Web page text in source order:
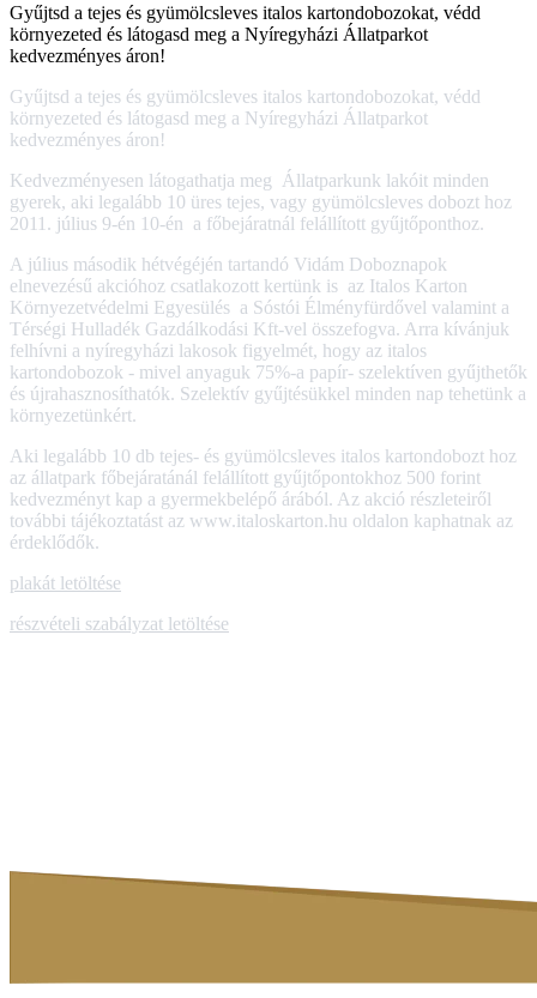
Gyűjtsd a tejes és gyümölcsleves italos kartondobozokat, védd
környezeted és látogasd meg a Nyíregyházi Állatparkot
kedvezményes áron!
Gyűjtsd a tejes és gyümölcsleves italos kartondobozokat, védd
környezeted és látogasd meg a Nyíregyházi Állatparkot
kedvezményes áron!
Kedvezményesen látogathatja meg Állatparkunk lakóit minden
gyerek, aki legalább 10 üres tejes, vagy gyümölcsleves dobozt hoz
2011. július 9-én 10-én a főbejáratnál felállított gyűjtőponthoz.
A július második hétvégéjén tartandó Vidám Doboznapok
elnevezésű akcióhoz csatlakozott kertünk is az Italos Karton
Környezetvédelmi Egyesülés a Sóstói Élményfürdővel valamint a
Térségi Hulladék Gazdálkodási Kft-vel összefogva. Arra kívánjuk
felhívni a nyíregyházi lakosok figyelmét, hogy az italos
kartondobozok - mivel anyaguk 75%-a papír- szelektíven gyűjthetők
és újrahasznosíthatók. Szelektív gyűjtésükkel minden nap tehetünk a
környezetünkért.
Aki legalább 10 db tejes- és gyümölcsleves italos kartondobozt hoz
az állatpark főbejáratánál felállított gyűjtőpontokhoz 500 forint
kedvezményt kap a gyermekbelépő árából. Az akció részleteiről
további tájékoztatást az www.italoskarton.hu oldalon kaphatnak az
érdeklődők.
plakát letöltése
részvételi szabályzat letöltése